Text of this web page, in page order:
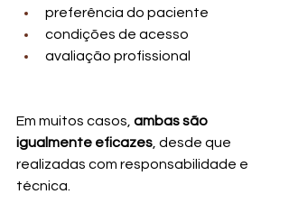
preferência do paciente
condições de acesso
avaliação profissional
Em muitos casos, ambas são
igualmente eficazes, desde que
realizadas com responsabilidade e
técnica.